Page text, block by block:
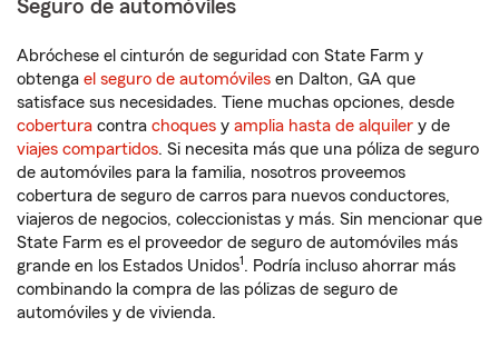
Seguro de automóviles
Abróchese el cinturón de seguridad con State Farm y
obtenga el seguro de automóviles en Dalton, GA que
satisface sus necesidades. Tiene muchas opciones, desde
cobertura contra choques y amplia hasta de alquiler y de
viajes compartidos. Si necesita más que una póliza de seguro
de automóviles para la familia, nosotros proveemos
cobertura de seguro de carros para nuevos conductores,
viajeros de negocios, coleccionistas y más. Sin mencionar que
State Farm es el proveedor de seguro de automóviles más
grande en los Estados Unidos1. Podría incluso ahorrar más
combinando la compra de las pólizas de seguro de
automóviles y de vivienda.